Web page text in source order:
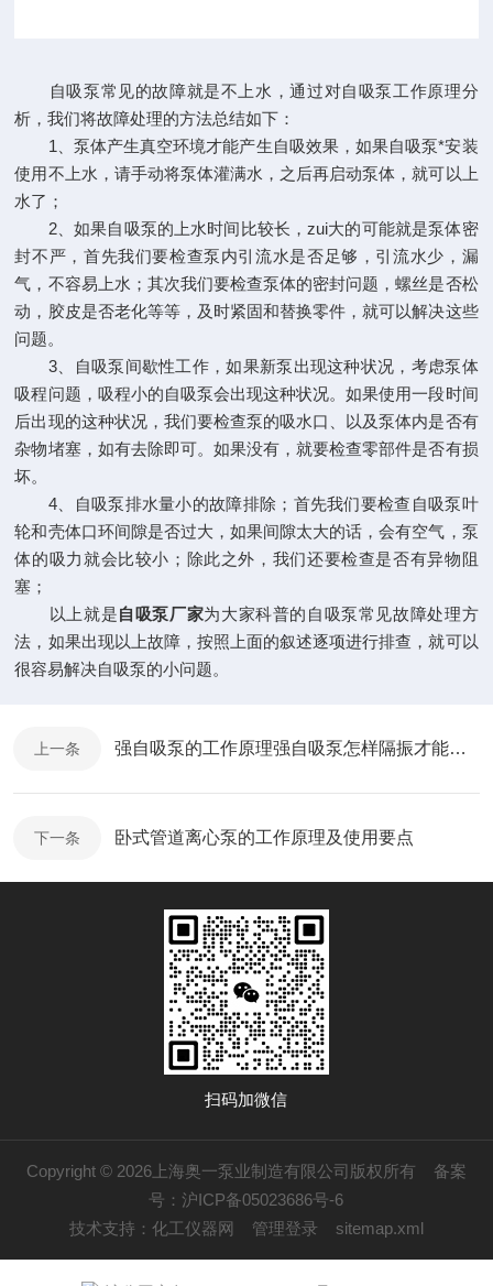
自吸泵常见的故障就是不上水，通过对自吸泵工作原理分
析，我们将故障处理的方法总结如下：
1、泵体产生真空环境才能产生自吸效果，如果自吸泵*安装
使用不上水，请手动将泵体灌满水，之后再启动泵体，就可以上
水了；
2、如果自吸泵的上水时间比较长，zui大的可能就是泵体密
封不严，首先我们要检查泵内引流水是否足够，引流水少，漏
气，不容易上水；其次我们要检查泵体的密封问题，螺丝是否松
动，胶皮是否老化等等，及时紧固和替换零件，就可以解决这些
问题。
3、自吸泵间歇性工作，如果新泵出现这种状况，考虑泵体
吸程问题，吸程小的自吸泵会出现这种状况。如果使用一段时间
后出现的这种状况，我们要检查泵的吸水口、以及泵体内是否有
杂物堵塞，如有去除即可。如果没有，就要检查零部件是否有损
坏。
4、自吸泵排水量小的故障排除；首先我们要检查自吸泵叶
轮和壳体口环间隙是否过大，如果间隙太大的话，会有空气，泵
体的吸力就会比较小；除此之外，我们还要检查是否有异物阻
塞；
以上就是自吸泵厂家为大家科普的自吸泵常见故障处理方
法，如果出现以上故障，按照上面的叙述逐项进行排查，就可以
很容易解决自吸泵的小问题。
上一条 强自吸泵的工作原理强自吸泵怎样隔振才能达到效果
下一条 卧式管道离心泵的工作原理及使用要点
扫码加微信
Copyright © 2026上海奥一泵业制造有限公司版权所有 备案
号：沪ICP备05023686号-6
技术支持： 化工仪器网 管理登录 sitemap.xml